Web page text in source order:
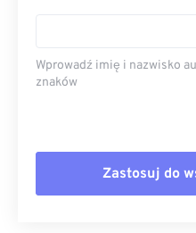
Wprowadź imię i nazwisko
znaków
Zastosuj do